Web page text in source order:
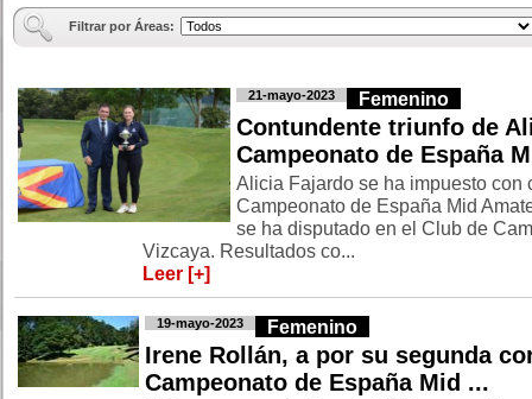
Filtrar por Áreas:
21-mayo-2023 Femenino
Contundente triunfo de
Campeonato de España
Alicia Fajardo se ha impuesto con
Campeonato de España Mid
se ha disputado en el Club de
Vizcaya. Resultados co...
Leer [+]
19-mayo-2023 Femenino
Irene Rollán, a por su segunda
Campeonato de España Mid ...